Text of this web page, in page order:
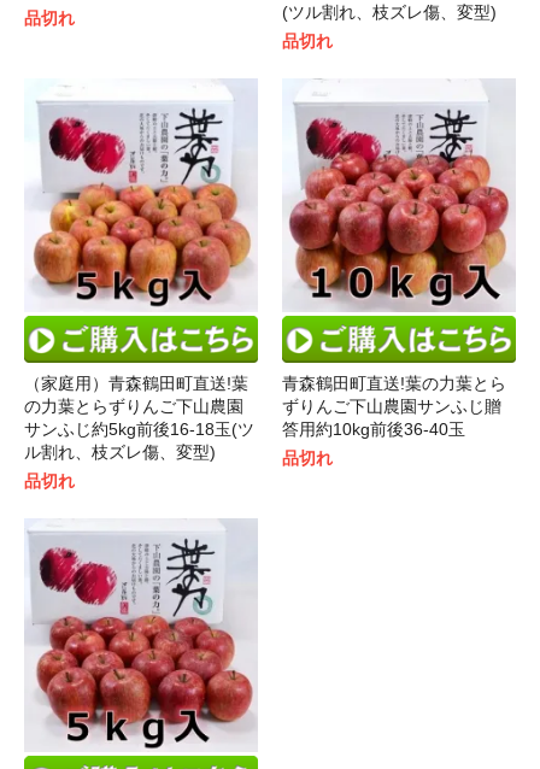
品切れ
(ツル割れ、枝ズレ傷、変型)
品切れ
（家庭用）青森鶴田町直送!葉
の力葉とらずりんご下山農園
サンふじ約5kg前後16-18玉(ツ
ル割れ、枝ズレ傷、変型)
品切れ
青森鶴田町直送!葉の力葉とら
ずりんご下山農園サンふじ贈
答用約10kg前後36-40玉
品切れ